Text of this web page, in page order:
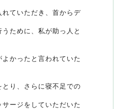
ていただき、首からデ
ために、私が助っ人と
かったと言われていた
り、さらに寝不足での
ージをしていただいた